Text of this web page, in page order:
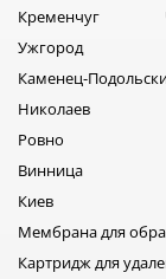
Кременчуг
Ужгород
Каменец-
Николаев
Ровно
Винница
Киев
Мембрана для
Картридж для